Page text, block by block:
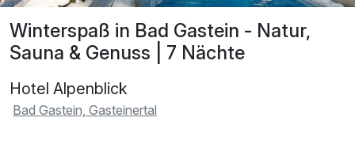
Winterspaß in Bad Gastein - Natur,
Sauna & Genuss | 7 Nächte
Hotel Alpenblick
Bad Gastein, Gasteinertal